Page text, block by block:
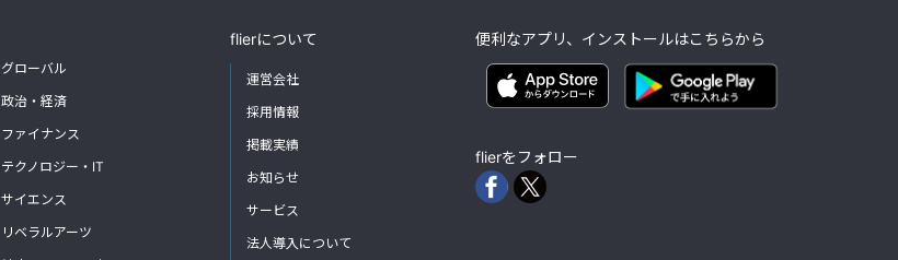
グローバル
政治・経済
ファイナンス
テクノロジー・IT
サイエンス
リベラルアーツ
flierについて
運営会社
採用情報
掲載実績
お知らせ
サービス
法人導入について
便利なアプリ、インストールはこちらから
flierをフォロー